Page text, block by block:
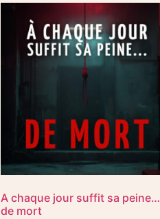
A chaque jour suffit sa peine…
de mort